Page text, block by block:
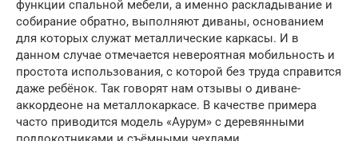
функции спальной мебели, а именно раскладывание и
собирание обратно, выполняют диваны, основанием
для которых служат металлические каркасы. И в
данном случае отмечается невероятная мобильность и
простота использования, с которой без труда справится
даже ребёнок. Так говорят нам отзывы о диване-
аккордеоне на металлокаркасе. В качестве примера
часто приводится модель «Аурум» с деревянными